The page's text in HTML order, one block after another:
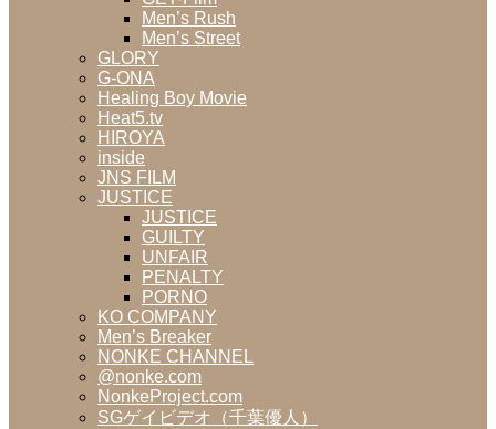
Men’s Rush
Men’s Street
GLORY
G-ONA
Healing Boy Movie
Heat5.tv
HIROYA
inside
JNS FILM
JUSTICE
JUSTICE
GUILTY
UNFAIR
PENALTY
PORNO
KO COMPANY
Men’s Breaker
NONKE CHANNEL
@nonke.com
NonkeProject.com
SGゲイビデオ（千葉優人）